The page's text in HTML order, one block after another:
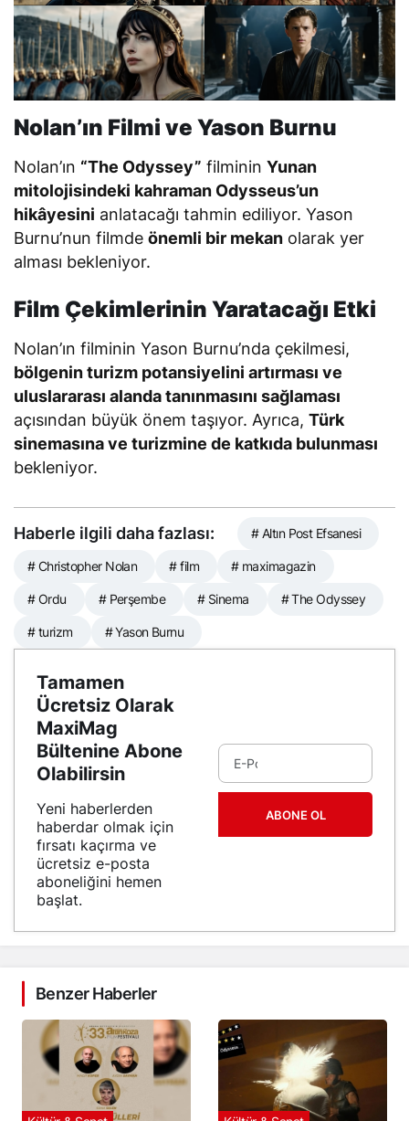
Nolan’ın Filmi ve Yason Burnu
Nolan’ın “The Odyssey” filmininYunan
mitolojisindeki kahraman Odysseus’un
hikâyesini anlatacağı tahmin ediliyor. Yason
Burnu’nun filmdeönemli bir mekan olarak yer
alması bekleniyor.
Film Çekimlerinin Yaratacağı Etki
Nolan’ın filminin Yason Burnu’nda çekilmesi,
bölgenin turizm potansiyelini artırması ve
uluslararası alanda tanınmasını sağlaması
açısından büyük önem taşıyor. Ayrıca,Türk
sinemasına ve turizmine de katkıda bulunması
bekleniyor.
Haberle ilgili daha fazlası: # Altın Post Efsanesi
# Christopher Nolan # film # maximagazin
# Ordu # Perşembe # Sinema # The Odyssey
# turizm # Yason Burnu
Tamamen
Ücretsiz Olarak
MaxiMag
Bültenine Abone
Olabilirsin
Yeni haberlerden
haberdar olmak için
fırsatı kaçırma ve
ücretsiz e-posta
aboneliğini hemen
başlat.
ABONE OL
Benzer Haberler